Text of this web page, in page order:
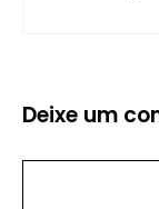
Deixe um